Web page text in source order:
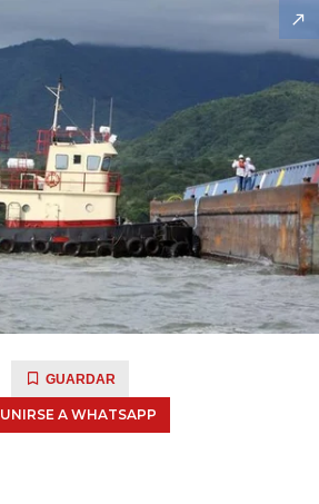
GUARDAR
UNIRSE A WHATSAPP